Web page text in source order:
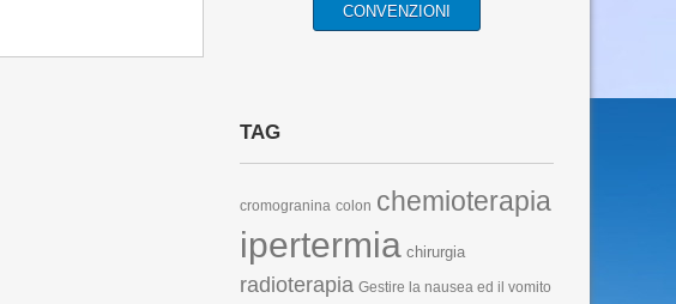
CONVENZIONI
TAG
cromogranina colon chemioterapia
ipertermia chirurgia
radioterapia Gestire la nausea ed il vomito